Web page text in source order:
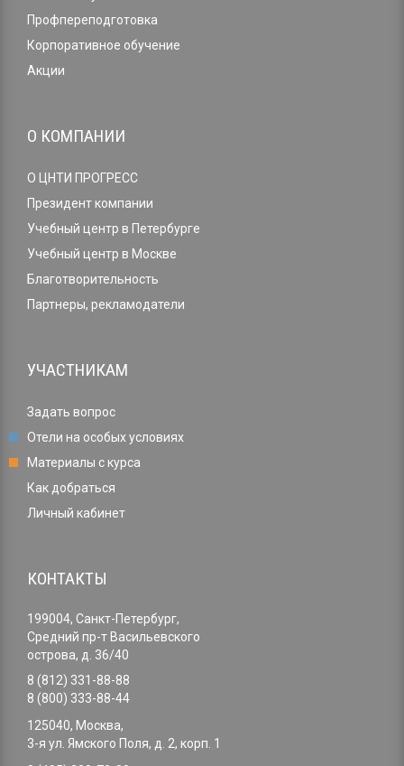
Профпереподготовка
Корпоративное обучение
Акции
О КОМПАНИИ
О ЦНТИ ПРОГРЕСС
Президент компании
Учебный центр в Петербурге
Учебный центр в Москве
Благотворительность
Партнеры, рекламодатели
УЧАСТНИКАМ
Задать вопрос
Отели на особых условиях
Материалы с курса
Как добраться
Личный кабинет
КОНТАКТЫ
199004, Санкт-Петербург,
Средний пр-т Васильевского
острова, д. 36/40
8 (812) 331-88-88
8 (800) 333-88-44
125040, Москва,
3-я ул. Ямского Поля, д. 2, корп. 1